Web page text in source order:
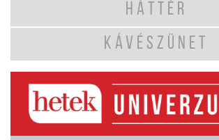
HÁTTÉR
KÁVÉSZÜNET